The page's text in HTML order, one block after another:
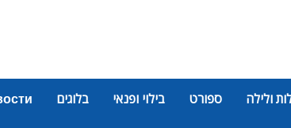
ולילה ספורט בילוי ופנאי בלוגים